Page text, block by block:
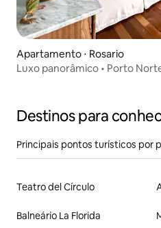
Apartamento ⋅ Rosario
Luxo panorâmico • Porto
Destinos para
Principais pontos turísticos por
Teatro del Círculo
Balneário La Florida